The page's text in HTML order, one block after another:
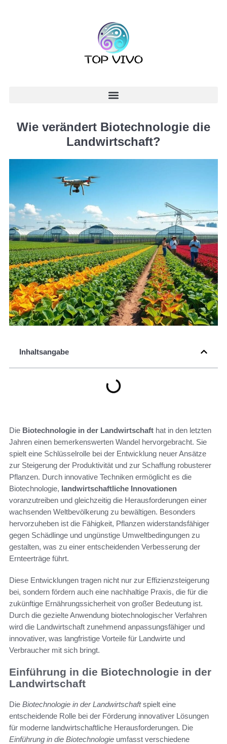
Wie verändert Biotechnologie die
Landwirtschaft?
Inhaltsangabe
Die Biotechnologie in der Landwirtschaft hat in den letzten
Jahren einen bemerkenswerten Wandel hervorgebracht. Sie
spielt eine Schlüsselrolle bei der Entwicklung neuer Ansätze
zur Steigerung der Produktivität und zur Schaffung robusterer
Pflanzen. Durch innovative Techniken ermöglicht es die
Biotechnologie, landwirtschaftliche Innovationen
voranzutreiben und gleichzeitig die Herausforderungen einer
wachsenden Weltbevölkerung zu bewältigen. Besonders
hervorzuheben ist die Fähigkeit, Pflanzen widerstandsfähiger
gegen Schädlinge und ungünstige Umweltbedingungen zu
gestalten, was zu einer entscheidenden Verbesserung der
Ernteerträge führt.
Diese Entwicklungen tragen nicht nur zur Effizienzsteigerung
bei, sondern fördern auch eine nachhaltige Praxis, die für die
zukünftige Ernährungssicherheit von großer Bedeutung ist.
Durch die gezielte Anwendung biotechnologischer Verfahren
wird die Landwirtschaft zunehmend anpassungsfähiger und
innovativer, was langfristige Vorteile für Landwirte und
Verbraucher mit sich bringt.
Einführung in die Biotechnologie in der
Landwirtschaft
Die Biotechnologie in der Landwirtschaftspielt eine
entscheidende Rolle bei der Förderung innovativer Lösungen
für moderne landwirtschaftliche Herausforderungen. Die
Einführung in die Biotechnologie umfasst verschiedene